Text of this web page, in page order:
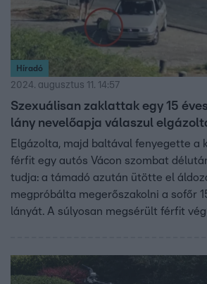
Híradó
2024. augusztus 11. 14:57
Szexuálisan zaklattak egy 15
lány nevelőapja válaszul
Elgázolta, majd baltával fenyegette a
férfit egy autós Vácon szombat
tudja: a támadó azután ütötte el
megpróbálta megerőszakolni a sofőr
lányát. A súlyosan megsérült férfit
Támadója emberölés kísérletéért